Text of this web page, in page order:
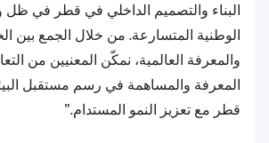
البناء والتصميم الداخلي في قطر في ظل
الوطنية المتسارعة. من خلال الجمع بين
والمعرفة العالمية، نمكّن المعنيين من
المعرفة والمساهمة في رسم مستقبل
قطر مع تعزيز النمو المستدام."